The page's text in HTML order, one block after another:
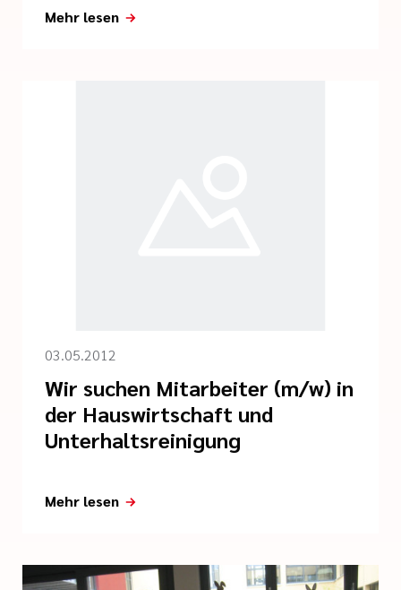
Mehr lesen
03.05.2012
Wir suchen Mitarbeiter (m/w) in
der Hauswirtschaft und
Unterhaltsreinigung
Mehr lesen